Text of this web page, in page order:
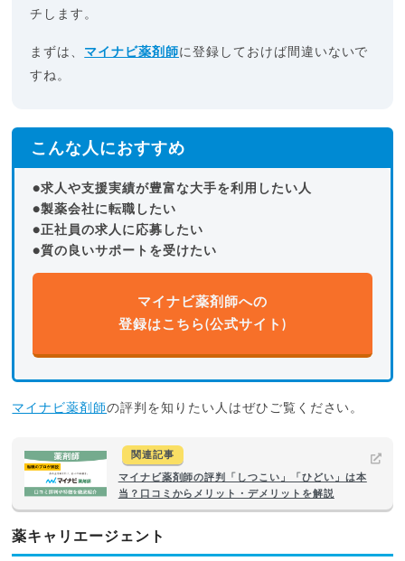
チします。
まずは、 マイナビ薬剤師に登録しておけば間違いないで
すね。
こんな人におすすめ
●求人や支援実績が豊富な大手を利用したい人
●製薬会社に転職したい
●正社員の求人に応募したい
●質の良いサポートを受けたい
マイナビ薬剤師への
登録はこちら(公式サイト)
マイナビ薬剤師の評判を知りたい人はぜひご覧ください。
関連記事
マイナビ薬剤師の評判「しつこい」「ひどい」は本
当？口コミからメリット・デメリットを解説
薬キャリエージェント